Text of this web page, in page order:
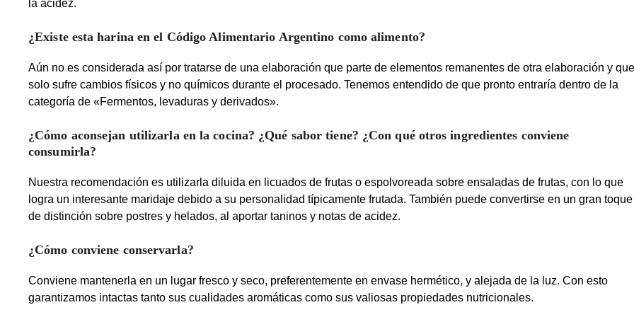
la acidez.
¿Existe esta harina en el Código Alimentario Argentino como alimento?
Aún no es considerada así por tratarse de una elaboración que parte de elementos remanentes de otra elaboración y que
solo sufre cambios físicos y no químicos durante el procesado. Tenemos entendido de que pronto entraría dentro de la
categoría de «Fermentos, levaduras y derivados».
¿Cómo aconsejan utilizarla en la cocina? ¿Qué sabor tiene? ¿Con qué otros ingredientes conviene
consumirla?
Nuestra recomendación es utilizarla diluida en licuados de frutas o espolvoreada sobre ensaladas de frutas, con lo que
logra un interesante maridaje debido a su personalidad típicamente frutada. También puede convertirse en un gran toque
de distinción sobre postres y helados, al aportar taninos y notas de acidez.
¿Cómo conviene conservarla?
Conviene mantenerla en un lugar fresco y seco, preferentemente en envase hermético, y alejada de la luz. Con esto
garantizamos intactas tanto sus cualidades aromáticas como sus valiosas propiedades nutricionales.